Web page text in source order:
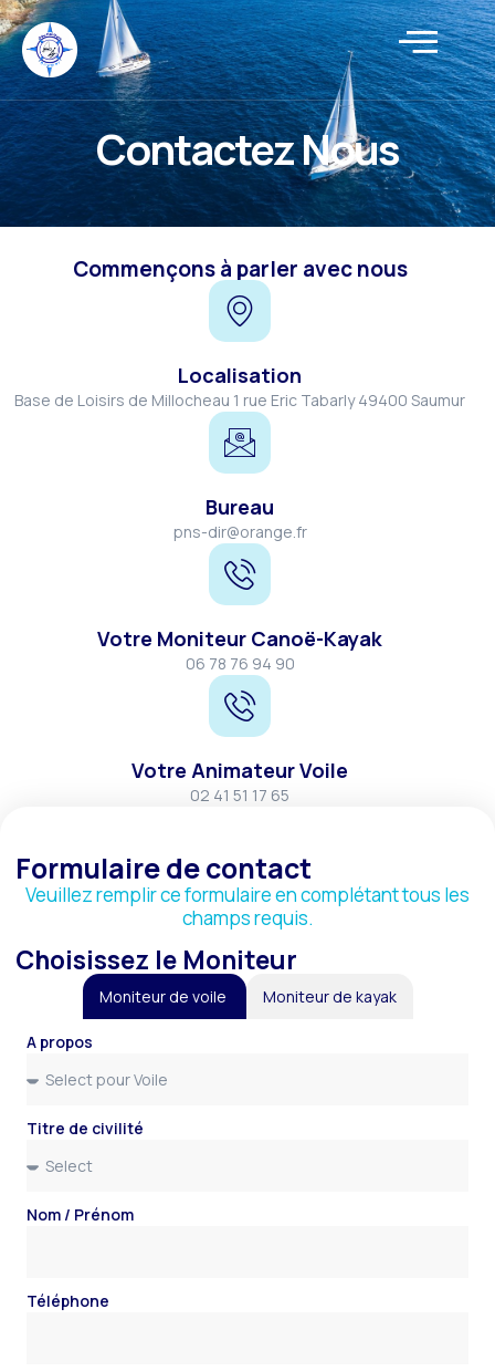
Contactez Nous
Commençons à parler avec nous
Localisation
Base de Loisirs de Millocheau 1 rue Eric Tabarly 49400 Saumur
Bureau
pns-dir@orange.fr
Votre Moniteur Canoë-Kayak
06 78 76 94 90
Votre Animateur Voile
02 41 51 17 65
Formulaire de contact
Veuillez remplir ce formulaire en complétant tous les
champs requis.
Choisissez le Moniteur
Moniteur de voile Moniteur de kayak
A propos
Titre de civilité
Nom / Prénom
Téléphone